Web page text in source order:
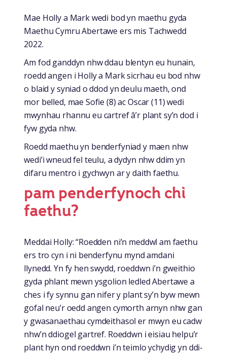
Mae Holly a Mark wedi bod yn maethu gyda
Maethu Cymru Abertawe ers mis Tachwedd
2022.
Am fod ganddyn nhw ddau blentyn eu hunain,
roedd angen i Holly a Mark sicrhau eu bod nhw
o blaid y syniad o ddod yn deulu maeth, ond
mor belled, mae Sofie (8) ac Oscar (11) wedi
mwynhau rhannu eu cartref â’r plant sy’n dod i
fyw gyda nhw.
Roedd maethu yn benderfyniad y maen nhw
wedi’i wneud fel teulu, a dydyn nhw ddim yn
difaru mentro i gychwyn ar y daith faethu.
pam penderfynoch chi
faethu?
Meddai Holly: “Roedden ni’n meddwl am faethu
ers tro cyn i ni benderfynu mynd amdani
llynedd. Yn fy hen swydd, roeddwn i’n gweithio
gyda phlant mewn ysgolion ledled Abertawe a
ches i fy synnu gan nifer y plant sy’n byw mewn
gofal neu’r oedd angen cymorth arnyn nhw gan
y gwasanaethau cymdeithasol er mwyn eu cadw
nhw’n ddiogel gartref. Roeddwn i eisiau helpu’r
plant hyn ond roeddwn i’n teimlo ychydig yn ddi-